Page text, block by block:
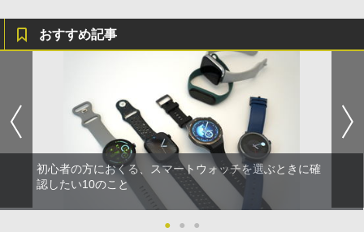
おすすめ記事
初心者の方におくる、スマートウォッチを選ぶときに確
認したい10のこと
● ● ●